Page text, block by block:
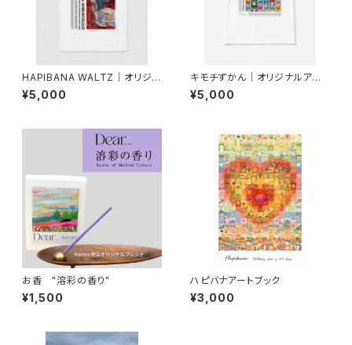
HAPIBANA WALTZ｜オリジナ
ルアートTシャツ
¥5,000
キモチずかん｜オリジナルアート
Tシャツ
¥5,000
お香 "溶彩の香り"
¥1,500
ハピバナアートブック
¥3,000